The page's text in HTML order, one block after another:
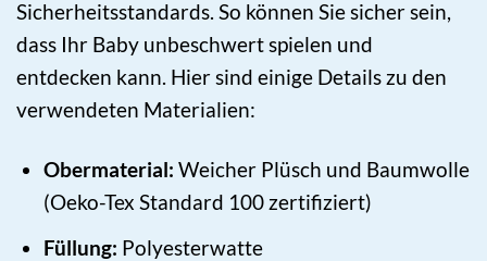
Sicherheitsstandards. So können Sie sicher sein,
dass Ihr Baby unbeschwert spielen und
entdecken kann. Hier sind einige Details zu den
verwendeten Materialien:
Obermaterial: Weicher Plüsch und Baumwolle
(Oeko-Tex Standard 100 zertifiziert)
Füllung: Polyesterwatte